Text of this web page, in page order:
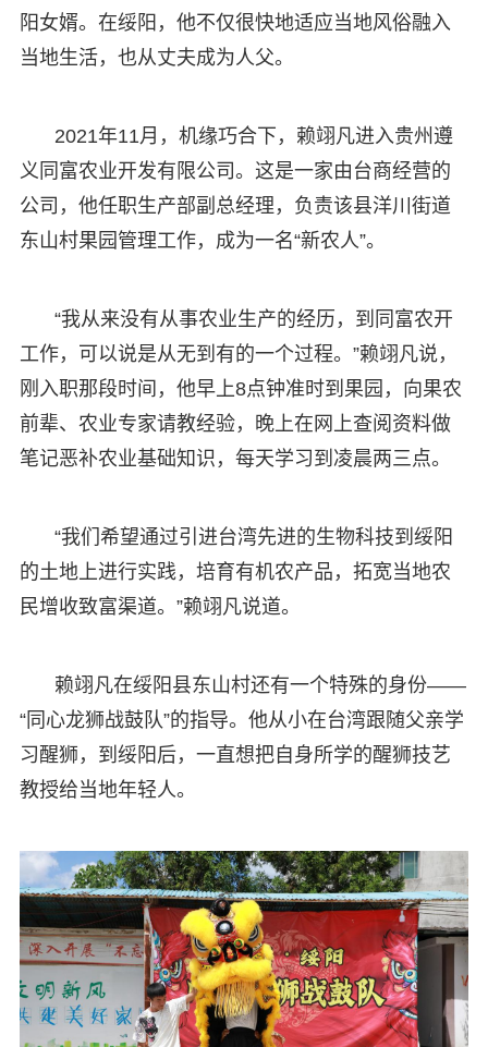
阳女婿。在绥阳，他不仅很快地适应当地风俗融入
当地生活，也从丈夫成为人父。
2021年11月，机缘巧合下，赖翊凡进入贵州遵
义同富农业开发有限公司。这是一家由台商经营的
公司，他任职生产部副总经理，负责该县洋川街道
东山村果园管理工作，成为一名“新农人”。
“我从来没有从事农业生产的经历，到同富农开
工作，可以说是从无到有的一个过程。”赖翊凡说，
刚入职那段时间，他早上8点钟准时到果园，向果农
前辈、农业专家请教经验，晚上在网上查阅资料做
笔记恶补农业基础知识，每天学习到凌晨两三点。
“我们希望通过引进台湾先进的生物科技到绥阳
的土地上进行实践，培育有机农产品，拓宽当地农
民增收致富渠道。”赖翊凡说道。
赖翊凡在绥阳县东山村还有一个特殊的身份——
“同心龙狮战鼓队”的指导。他从小在台湾跟随父亲学
习醒狮，到绥阳后，一直想把自身所学的醒狮技艺
教授给当地年轻人。